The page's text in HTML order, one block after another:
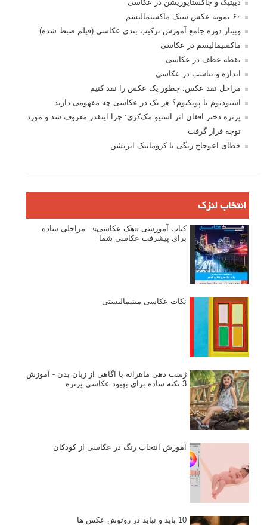
دیپتیک و جاکستا‌پوزیشن در عکاسی
۶۰ نمونه عکس سبک ماکسیمالیسم
وبینار دوره جامع آموزش ترکیب بندی عکاسی (فیلم ضبط شده)
ماکسیمالیسم در عکاسی
نقطه عطف در عکاسی
اندازه و تناسب در عکاسی
مراحل نقد عکس: چطور یک عکس را نقد کنیم
استودیوم یا پونکتوم؟ هر یک در عکاسی چه مفهومی دارند
پرتره دختر افغان اثر استیو مک‌کری: چرا اینقدر معروف شد و مورد
توجه قرار گرفت
خطای اعوجاج رنگی یا کروماتیک ابریشن
انتخاب لنزک
کتاب آموزشی «هک عکاسی» - مراحلی ساده
برای پیشرفت عکاسی شما
نکات عکاسی مینیمالیستی
ژست دهی ماهرانه با آگاهی از زبان بدن - آموزش
3 نکته ساده برای بهبود عکاسی پرتره
آموزش انتخاب رنگ در عکاسی از کودکان
10 باید و نباید در روتوش عکس ها